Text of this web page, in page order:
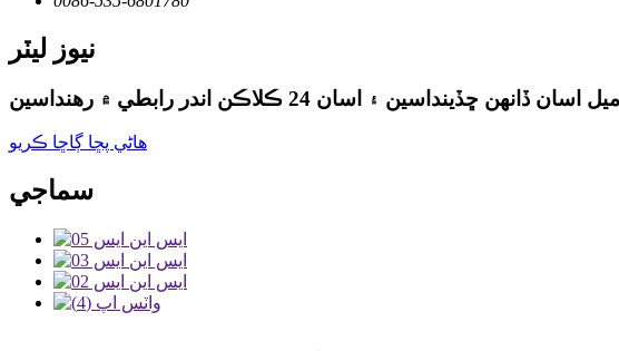
نيوز ليٽر
هاڻي پڇا ڳاڇا ڪريو
سماجي